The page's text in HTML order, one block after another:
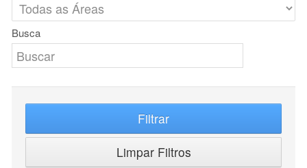
Busca
Filtrar
Limpar Filtros